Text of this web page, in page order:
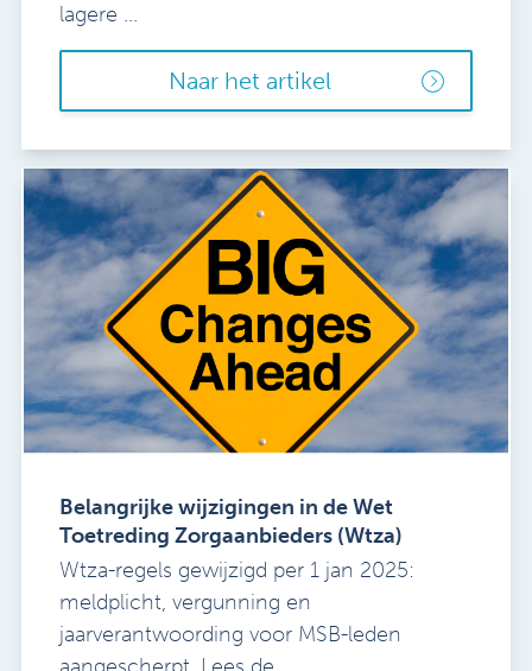
lagere ...
Naar het artikel
Belangrijke wijzigingen in de Wet
Toetreding Zorgaanbieders (Wtza)
Wtza-regels gewijzigd per 1 jan 2025:
meldplicht, vergunning en
jaarverantwoording voor MSB-leden